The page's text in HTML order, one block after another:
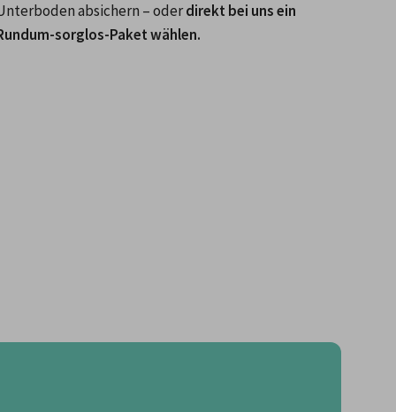
absichern – oder direkt bei uns ein
sorglos-Paket wählen.